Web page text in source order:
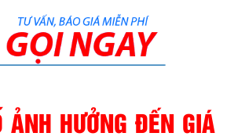
ẢNH HƯỞNG ĐẾN GIÁ